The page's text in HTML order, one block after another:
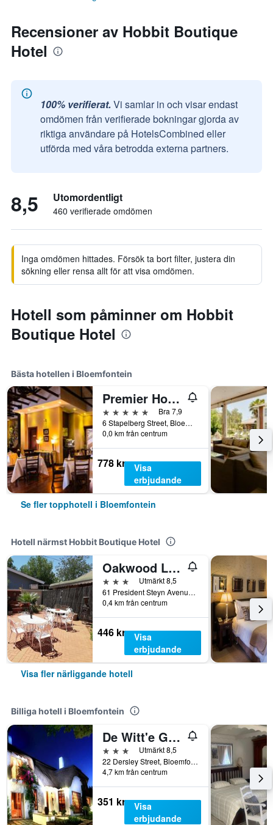
Recensioner av Hobbit Boutique
Hotel
100% verifierat. Vi samlar in och visar endast
omdömen från verifierade bokningar gjorda av
riktiga användare på HotelsCombined eller
utförda med våra betrodda externa partners.
8,5 Utomordentligt
460 verifierade omdömen
Inga omdömen hittades. Försök ta bort filter, justera din
sökning eller rensa allt för att visa omdömen.
Hotell som påminner om Hobbit
Boutique Hotel
Bästa hotellen i Bloemfontein
Premier Hotel Anta Boga
5 stjärnor
Bra 7,9
6 Stapelberg Street, Bloemfontein, Fristatsprovinsen, Sydafrika
0,0 km från centrum
778 kr
Visa
erbjudande
Se fler topphotell i Bloemfontein
Hotell närmst Hobbit Boutique Hotel
Oakwood Lodge
3 stjärnorUtmärkt 8,5
61 President Steyn Avenue Westdene, Bloemfontein, Fristatsprovinsen, Sydafrika
0,4 km från centrum
446 kr
Visa
erbjudande
Visa fler närliggande hotell
Billiga hotell i Bloemfontein
De Witt'e Guest House
3 stjärnorUtmärkt 8,5
22 Dersley Street, Bloemfontein, Fristatsprovinsen, Sydafrika
4,7 km från centrum
351 kr
Visa
erbjudande